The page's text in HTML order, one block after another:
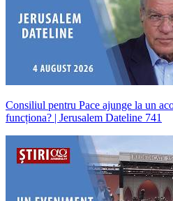
Consiliul pentru Pace ajunge la un
funcționa? | Jerusalem Dateline 741